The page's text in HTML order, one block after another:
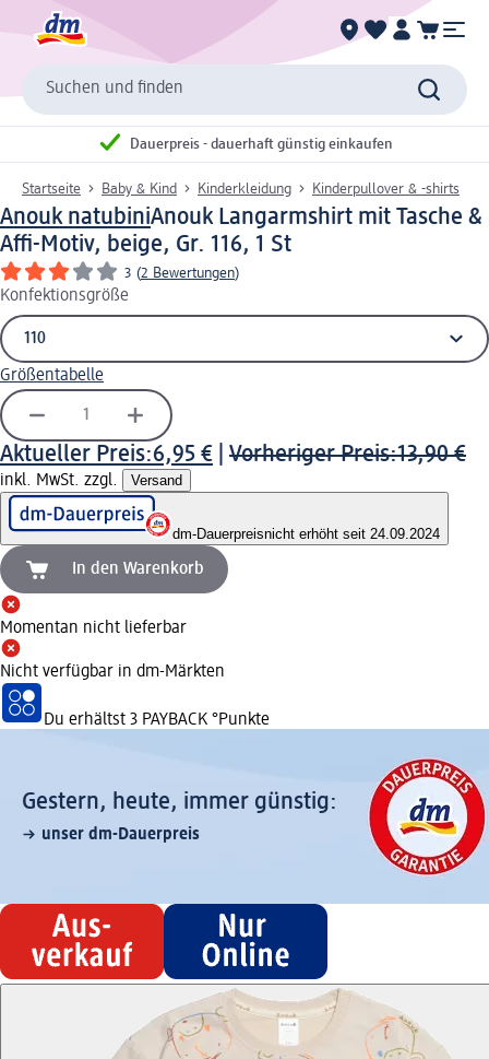
Suchen und finden
Dauerpreis - dauerhaft günstig einkaufen
Startseite Baby & Kind Kinderkleidung Kinderpullover & -shirts
Anouk natubiniAnouk Langarmshirt mit Tasche &
Affi-Motiv, beige, Gr. 116, 1 St
3 (2 Bewertungen)
Konfektionsgröße
Größentabelle
Aktueller Preis:6,95 € Vorheriger Preis:13,90 €
inkl. MwSt. zzgl. Versand
dm-Dauerpreisnicht erhöht seit 24.09.2024
In den Warenkorb
Momentan nicht lieferbar
Nicht verfügbar in dm-Märkten
Du erhältst 3 PAYBACK °Punkte
Gestern, heute, immer günstig:
unser dm-Dauerpreis